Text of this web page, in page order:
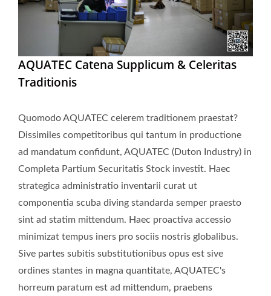
AQUATEC Catena Supplicum & Celeritas
Traditionis
Quomodo AQUATEC celerem traditionem praestat?
Dissimiles competitoribus qui tantum in productione
ad mandatum confidunt, AQUATEC (Duton Industry) in
Completa Partium Securitatis Stock investit. Haec
strategica administratio inventarii curat ut
componentia scuba diving standarda semper praesto
sint ad statim mittendum. Haec proactiva accessio
minimizat tempus iners pro sociis nostris globalibus.
Sive partes subitis substitutionibus opus est sive
ordines stantes in magna quantitate, AQUATEC's
horreum paratum est ad mittendum, praebens